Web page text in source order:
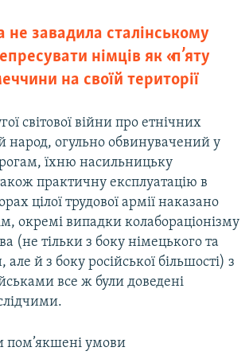
завадила сталінському
німців як «п’яту
на своїй території
світової війни про етнічних
народ, огульно обвинувачений у
їхню насильницьку
практичну експлуатацію в
цілої трудової армії наказано
окремі випадки колабораціонізму
(не тільки з боку німецького та
й з боку російської більшості) з
все ж були доведені
пом’якшені умови